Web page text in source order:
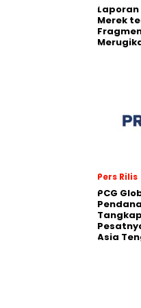
Merek
Pers Rilis
PCG
Asia